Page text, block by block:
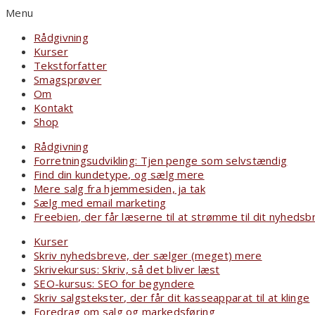
Menu
Rådgivning
Kurser
Tekstforfatter
Smagsprøver
Om
Kontakt
Shop
Rådgivning
Forretningsudvikling: Tjen penge som selvstændig
Find din kundetype, og sælg mere
Mere salg fra hjemmesiden, ja tak
Sælg med email marketing
Freebien, der får læserne til at strømme til dit
Kurser
Skriv nyhedsbreve, der sælger (meget) mere
Skrivekursus: Skriv, så det bliver læst
SEO-kursus: SEO for begyndere
Skriv salgstekster, der får dit kasseapparat til at klinge
Foredrag om salg og markedsføring